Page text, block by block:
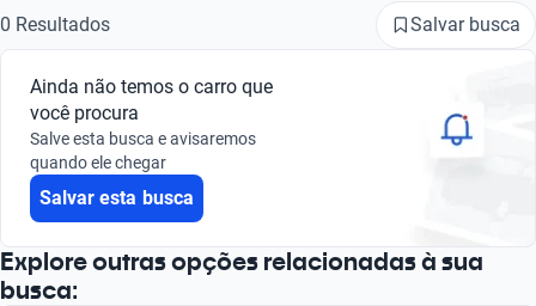
Busque por marca
Busque por modelo
Busque por versão
0 Resultados Salvar busca
Ainda não temos o carro que
você procura
Salve esta busca e avisaremos
quando ele chegar
Salvar esta busca
Explore outras opções relacionadas à sua
busca: